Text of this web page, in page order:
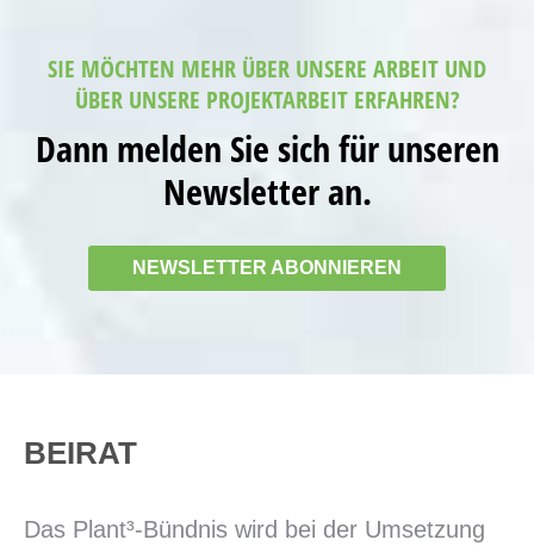
SIE MÖCHTEN MEHR ÜBER UNSERE ARBEIT UND
ÜBER UNSERE PROJEKTARBEIT ERFAHREN?
Dann melden Sie sich für unseren
Newsletter an.
NEWSLETTER ABONNIEREN
BEIRAT
Das Plant³-Bündnis wird bei der Umsetzung